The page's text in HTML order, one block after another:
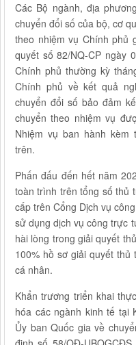
Các Bộ ngành, địa
chuyển đổi số của bộ, cơ
theo nhiệm vụ Chính phủ
quyết số 82/NQ-CP ngày
Chính phủ thường kỳ
Chính phủ về kết quả
chuyển đổi số bảo đảm
chuyển theo nhiệm vụ
Nhiệm vụ ban hành kèm
trên.
Phấn đấu đến hết năm
toàn trình trên tổng số thủ
cấp trên Cổng Dịch vụ
sử dụng dịch vụ công trực
hài lòng trong giải quyết
100% hồ sơ giải quyết
cá nhân.
Khẩn trương triển khai
hóa các ngành kinh tế tại
Ủy ban Quốc gia về